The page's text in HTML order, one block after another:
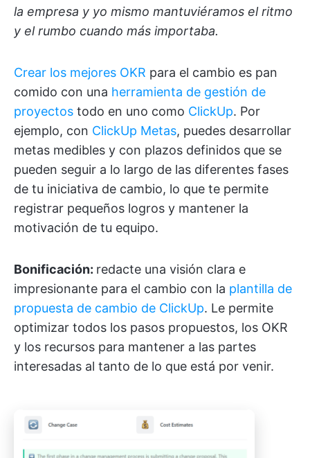
la empresa y yo mismo mantuviéramos el ritmo
y el rumbo cuando más importaba.
Crear los mejores OKR para el cambio es pan
comido con una herramienta de gestión de
proyectos todo en uno como ClickUp. Por
ejemplo, con ClickUp Metas, puedes desarrollar
metas medibles y con plazos definidos que se
pueden seguir a lo largo de las diferentes fases
de tu iniciativa de cambio, lo que te permite
registrar pequeños logros y mantener la
motivación de tu equipo.
Bonificación: redacte una visión clara e
impresionante para el cambio con la plantilla de
propuesta de cambio de ClickUp. Le permite
optimizar todos los pasos propuestos, los OKR
y los recursos para mantener a las partes
interesadas al tanto de lo que está por venir.